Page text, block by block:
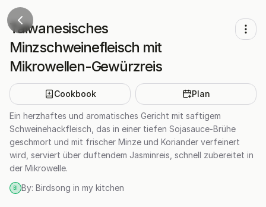
Taiwanesisches
Minzschweinefleisch mit
Mikrowellen-Gewürzreis
Cookbook Plan
Ein herzhaftes und aromatisches Gericht mit saftigem
Schweinehackfleisch, das in einer tiefen Sojasauce-Brühe
geschmort und mit frischer Minze und Koriander verfeinert
wird, serviert über duftendem Jasminreis, schnell zubereitet in
der Mikrowelle.
BI By: Birdsong in my kitchen